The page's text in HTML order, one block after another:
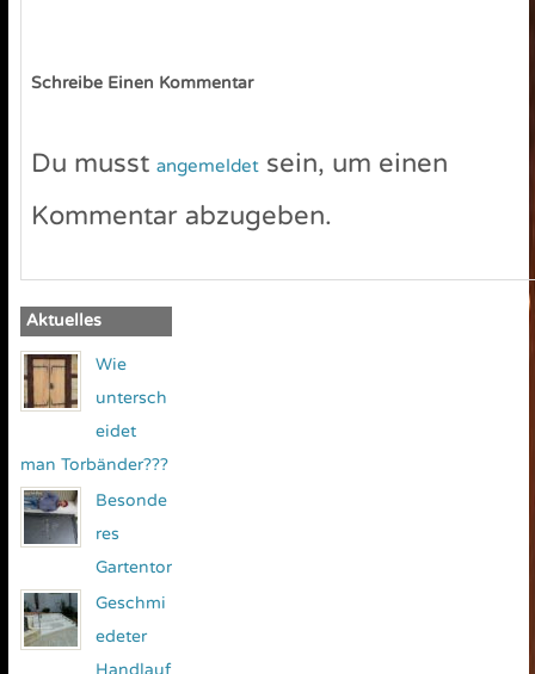
Schreibe Einen Kommentar
Du musst angemeldetsein, um einen
Kommentar abzugeben.
Aktuelles
Wie
untersch
eidet
man Torbänder???
Besonde
res
Gartentor
Geschmi
edeter
Handlauf